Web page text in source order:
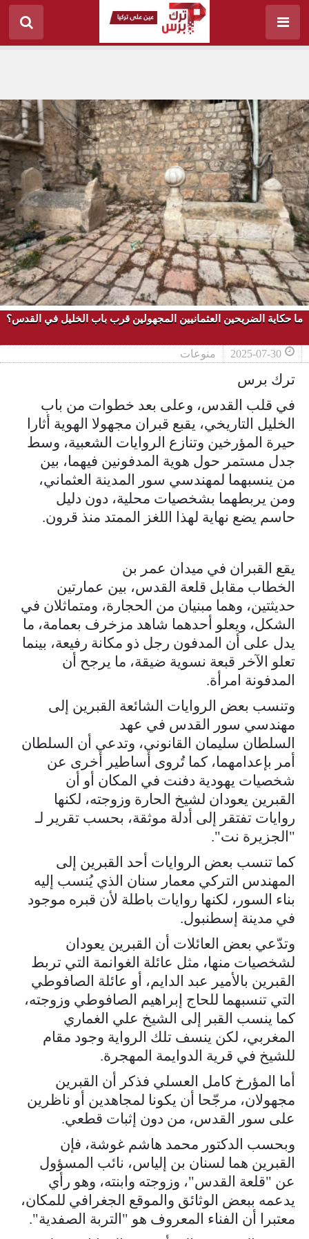
ما حكاية الضريحين العثمانيين المجهولين قرب باب الخليل في القدس؟
2025-07-30 منوعات
ترك برس
في قلب القدس، وعلى بعد خطوات من باب
الخليل التاريخي، يقبع قبران مجهولا الهوية أثارا
حيرة المؤرخين وتنازع الروايات الشعبية، وسط
جدل مستمر حول هوية المدفونين فيهما، بين
من ينسبهما لمهندسي سور المدينة العثماني،
ومن يربطهما بشخصيات محلية، دون دليل
حاسم يضع نهاية لهذا اللغز الممتد منذ قرون.
يقع القبران في ميدان عمر بن
الخطاب مقابل قلعة القدس، بين عمارتين
حديثتين، وهما مبنيان من الحجارة، ومتماثلان في
الشكل، ويعلو أحدهما شاهد مزخرف بعمامة، ما
يدل على أن المدفون رجل ذو مكانة رفيعة، بينما
تعلو الآخر قبعة نسوية ضيقة، ما يرجح أن
المدفونة امرأة.
وتنسب بعض الروايات الشائعة القبرين إلى
مهندسي سور القدس في عهد
السلطان سليمان القانوني، وتدعي أن السلطان
أمر بإعدامهما، كما تُروى أساطير أخرى عن
شخصيات يهودية دفنت في المكان أو أن
القبرين يعودان لشيخ الحارة وزوجته، لكنها
روايات تفتقر إلى أدلة موثقة، بحسب تقرير لـ
"الجزيرة نت".
كما تنسب بعض الروايات أحد القبرين إلى
المهندس التركي معمار سنان الذي يُنسب إليه
بناء السور، لكنها روايات باطلة لأن قبره موجود
في مدينة إسطنبول.
وتدّعي بعض العائلات أن القبرين يعودان
لشخصيات منها، مثل عائلة الغوانمة التي تربط
القبرين بالأمير عبد الدايم، أو عائلة الصافوطي
التي تنسبهما للحاج إبراهيم الصافوطي وزوجته،
كما ينسب القبر إلى الشيخ علي الغماري
المغربي، لكن ينسف تلك الرواية وجود مقام
للشيخ في قرية الدوايمة المهجرة.
أما المؤرخ كامل العسلي فذكر أن القبرين
مجهولان، مرجّحا أن يكونا لمجاهدين أو ناظرين
على سور القدس، من دون إثبات قطعي.
وبحسب الدكتور محمد هاشم غوشة، فإن
القبرين هما لسنان بن إلياس، نائب المسؤول
عن "قلعة القدس"، وزوجته وابنته، وهو رأي
يدعمه ببعض الوثائق والموقع الجغرافي للمكان،
معتبرا أن الفناء المعروف هو "التربة الصفدية".